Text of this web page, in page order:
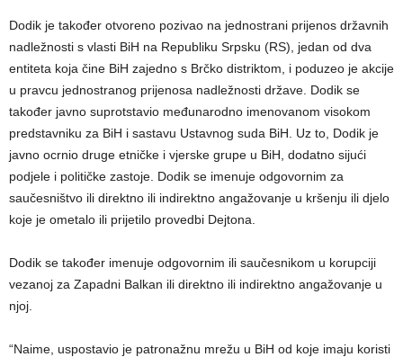
Dodik je također otvoreno pozivao na jednostrani prijenos državnih
nadležnosti s vlasti BiH na Republiku Srpsku (RS), jedan od dva
entiteta koja čine BiH zajedno s Brčko distriktom, i poduzeo je akcije
u pravcu jednostranog prijenosa nadležnosti države. Dodik se
također javno suprotstavio međunarodno imenovanom visokom
predstavniku za BiH i sastavu Ustavnog suda BiH. Uz to, Dodik je
javno ocrnio druge etničke i vjerske grupe u BiH, dodatno sijući
podjele i političke zastoje. Dodik se imenuje odgovornim za
saučesništvo ili direktno ili indirektno angažovanje u kršenju ili djelo
koje je ometalo ili prijetilo provedbi Dejtona.
Dodik se također imenuje odgovornim ili saučesnikom u korupciji
vezanoj za Zapadni Balkan ili direktno ili indirektno angažovanje u
njoj.
“Naime, uspostavio je patronažnu mrežu u BiH od koje imaju koristi